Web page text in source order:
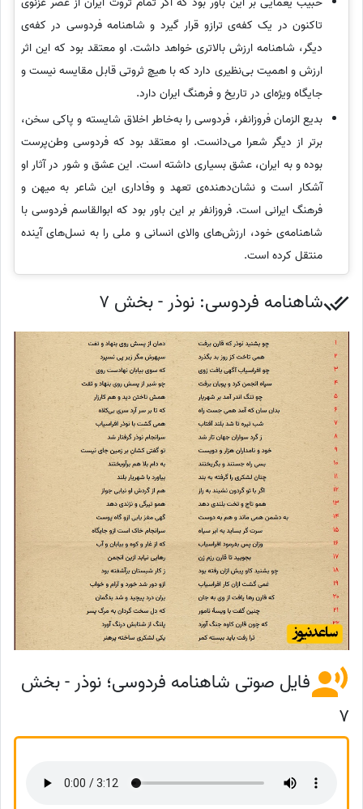
تاکنون در یک کفه‌ی ترازو قرار گیرد و شاهنامه فردوسی در کفه‌ی
دیگر، شاهنامه ارزش بالاتری خواهد داشت. او معتقد بود که این اثر
ارزش و اهمیت بی‌نظیری دارد که با هیچ ثروتی قابل مقایسه نیست و
جایگاه ویژه‌ای در تاریخ و فرهنگ ایران دارد.
بدیع الزمان فروزانفر، فردوسی را به‌خاطر اخلاق شایسته و پاکی سخن،
برتر از دیگر شعرا می‌دانست. او معتقد بود که فردوسی وطن‌پرست
بوده و به ایران، عشق بسیاری داشته است. این عشق و شور در آثار او
آشکار است و نشان‌دهنده‌ی تعهد و وفاداری این شاعر به میهن و
فرهنگ ایرانی است. فروزانفر بر این باور بود که ابوالقاسم فردوسی با
شاهنامه‌ی خود، ارزش‌های والای انسانی و ملی را به نسل‌های آینده
منتقل کرده است.
شاهنامه فردوسی: نوذر - بخش 7
فایل صوتی شاهنامه فردوسی؛ نوذر - بخش
7